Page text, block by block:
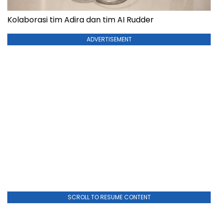
Kolaborasi tim Adira dan tim AI Rudder
ADVERTISEMENT
SCROLL TO RESUME CONTENT